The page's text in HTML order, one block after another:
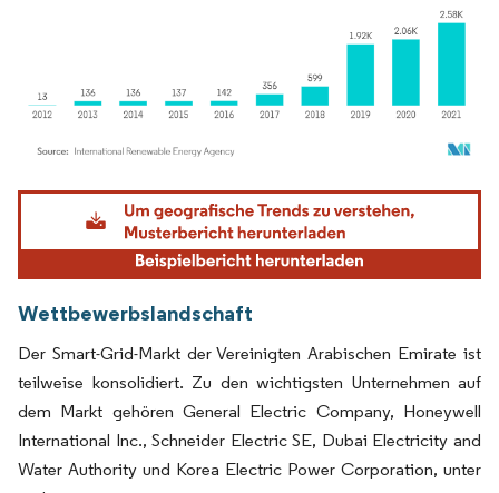
Bild © Mordor Intelligence. Wiederverwendung erfordert Namensnennung gemäß
Wettbewerbslandschaft
Der Smart-Grid-Markt der Vereinigten Arabischen Emirate ist
teilweise konsolidiert. Zu den wichtigsten Unternehmen auf
dem Markt gehören General Electric Company, Honeywell
International Inc., Schneider Electric SE, Dubai Electricity and
Water Authority und Korea Electric Power Corporation, unter